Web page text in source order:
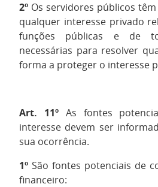
2º Os servidores públicos
qualquer interesse privado
funções públicas e de
necessárias para resolver
forma a proteger o interesse
Art. 11º As fontes
interesse devem ser
sua ocorrência.
1º São fontes potenciais de
financeiro: